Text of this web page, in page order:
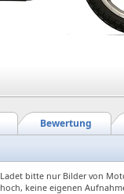
Bewertung
Ladet bitte nur Bilder von
hoch, keine eigenen